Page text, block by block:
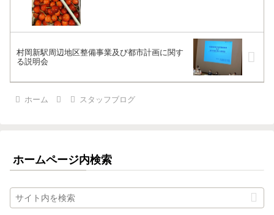
村岡新駅周辺地区整備事業及び都市計画に関す
る説明会
ホーム スタッフブログ
ホームページ内検索